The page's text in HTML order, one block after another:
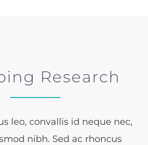
Research
leo, convallis id neque nec,
nibh. Sed ac rhoncus